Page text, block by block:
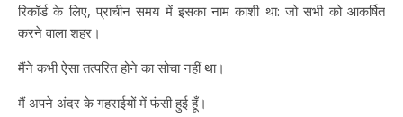
रिकॉर्ड के लिए, प्राचीन समय में इसका नाम काशी था: जो सभी को आकर्षित
करने वाला शहर।
मैंने कभी ऐसा तत्परित होने का सोचा नहीं था।
मैं अपने अंदर के गहराईयों में फंसी हुई हूँ।